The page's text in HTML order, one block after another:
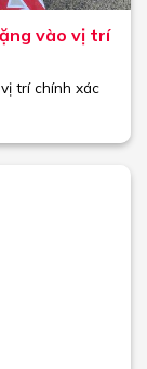
vào vị trí
trí chính xác